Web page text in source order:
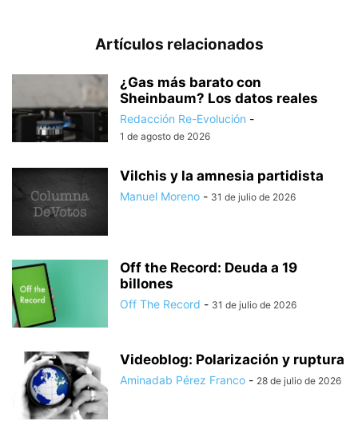
Artículos relacionados
¿Gas más barato con
Sheinbaum? Los datos reales
Redacción Re-Evolución -
1 de agosto de 2026
Vilchis y la amnesia partidista
Manuel Moreno - 31 de julio de 2026
Off the Record: Deuda a 19
billones
Off The Record - 31 de julio de 2026
Videoblog: Polarización y ruptura
Aminadab Pérez Franco - 28 de julio de 2026